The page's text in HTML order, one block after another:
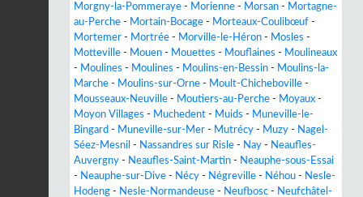
Morgny-la-Pommeraye - Morienne - Morsan - Mortagne-
au-Perche - Mortain-Bocage - Morteaux-Coulibœuf -
Mortemer - Mortrée - Morville-le-Héron - Mosles -
Motteville - Mouen - Mouettes - Mouflaines - Moulineaux
- Moulines - Moulines - Moulins-en-Bessin - Moulins-la-
Marche - Moulins-sur-Orne - Moult-Chicheboville -
Mousseaux-Neuville - Moutiers-au-Perche - Moyaux -
Moyon Villages - Muchedent - Muids - Muneville-le-
Bingard - Muneville-sur-Mer - Mutrécy - Muzy - Nagel-
Séez-Mesnil - Nassandres sur Risle - Nay - Neaufles-
Auvergny - Neaufles-Saint-Martin - Neauphe-sous-Essai
- Neauphe-sur-Dive - Nécy - Négreville - Néhou - Nesle-
Hodeng - Nesle-Normandeuse - Neufbosc - Neufchâtel-